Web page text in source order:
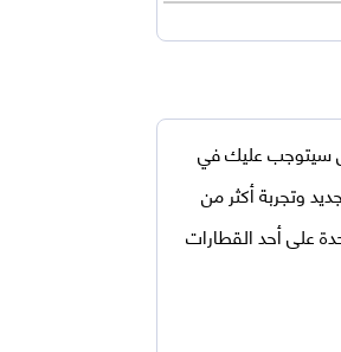
سيتوجب عليك في
وتجربة أكثر من
على أحد القطارات